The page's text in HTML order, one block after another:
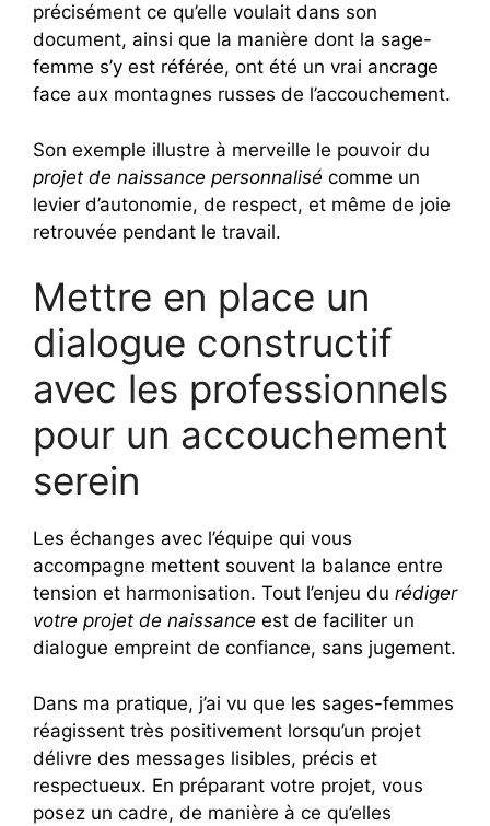
précisément ce qu’elle voulait dans son
document, ainsi que la manière dont la sage-
femme s’y est référée, ont été un vrai ancrage
face aux montagnes russes de l’accouchement.
Son exemple illustre à merveille le pouvoir du
projet de naissance personnalisé comme un
levier d’autonomie, de respect, et même de joie
retrouvée pendant le travail.
Mettre en place un
dialogue constructif
avec les professionnels
pour un accouchement
serein
Les échanges avec l’équipe qui vous
accompagne mettent souvent la balance entre
tension et harmonisation. Tout l’enjeu du rédiger
votre projet de naissance est de faciliter un
dialogue empreint de confiance, sans jugement.
Dans ma pratique, j’ai vu que les sages-femmes
réagissent très positivement lorsqu’un projet
délivre des messages lisibles, précis et
respectueux. En préparant votre projet, vous
posez un cadre, de manière à ce qu’elles